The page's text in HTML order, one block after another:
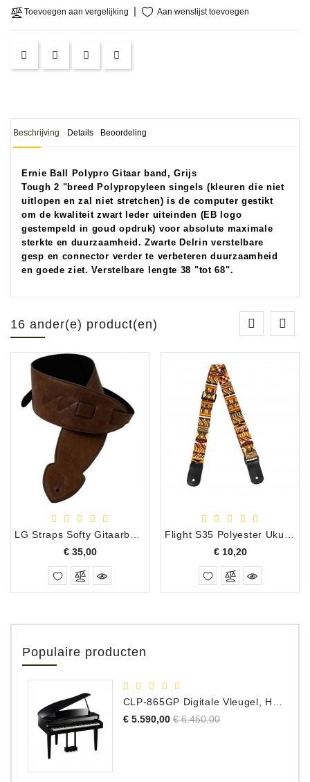
DEMONSTRATIES
&
DIENSTEN
Toevoegen aan vergelijking Aan wenslijst toevoegen
Beschrijving Details Beoordeling
Ernie Ball Polypro Gitaar band, Grijs
Tough 2 "breed Polypropyleen singels (kleuren die niet
uitlopen en zal niet stretchen) is de computer gestikt
om de kwaliteit zwart leder uiteinden (EB logo
gestempeld in goud opdruk) voor absolute maximale
sterkte en duurzaamheid. Zwarte Delrin verstelbare
gesp en connector verder te verbeteren duurzaamheid
en goede ziet. Verstelbare lengte 38 "tot 68".
16 ander(e) product(en)
€ 35,00Prijs
€ 10,20Prijs
Populaire producten
€ 5.590,00 Normale
€ 6.450,00Prijs